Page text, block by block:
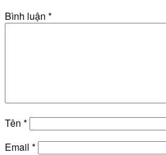
Bình luận *
Tên *
Email *